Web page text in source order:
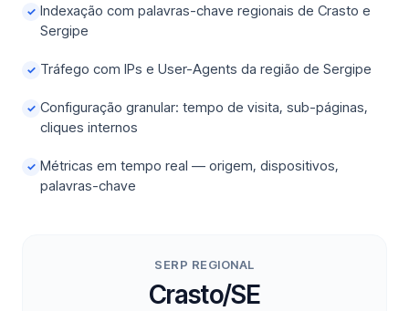
✓ Indexação com palavras-chave regionais de Crasto e
Sergipe
✓ Tráfego com IPs e User-Agents da região de Sergipe
✓ Configuração granular: tempo de visita, sub-páginas,
cliques internos
✓ Métricas em tempo real — origem, dispositivos,
palavras-chave
SERP REGIONAL
Crasto/SE